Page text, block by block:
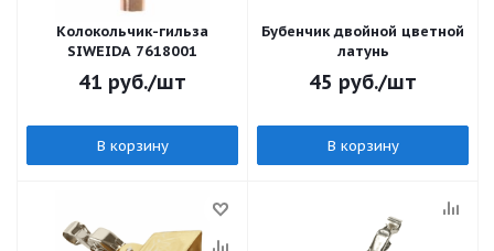
Колокольчик-гильза
SIWEIDA 7618001
41 руб./шт
В корзину
Бубенчик двойной цветной
латунь
45 руб./шт
В корзину